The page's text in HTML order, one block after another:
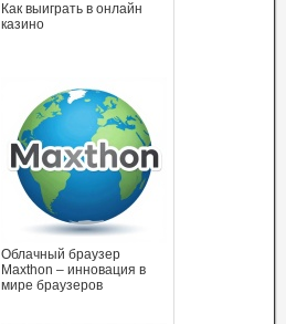
Как выиграть в онлайн
казино
Облачный браузер
Maxthon – инновация в
мире браузеров